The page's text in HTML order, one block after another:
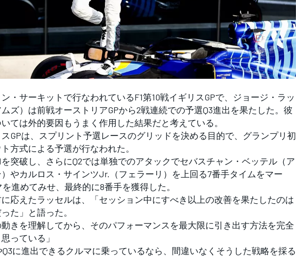
・サーキットで行なわれているF1第10戦イギリスGPで、ジョージ・ラッ
ズ）は前戦オーストリアGPから2戦連続での予選Q3進出を果たした。彼
ては外的要因もうまく作用した結果だと考えている。
GPは、スプリント予選レースのグリッドを決める目的で、グランプリ初
方式による予選が行なわれた。
突破し、さらにQ2では単独でのアタックでセバスチャン・ベッテル（ア
やカルロス・サインツJr.（フェラーリ）を上回る7番手タイムをマー
進めてみせ、最終的に8番手を獲得した。
応えたラッセルは、「セッション中にすべき以上の改善を果たしたのは
た」と語った。
動きを理解してから、そのパフォーマンスを最大限に引き出す方法を完全
っている」
Q3に進出できるクルマに乗っているなら、間違いなくそうした戦略を採る